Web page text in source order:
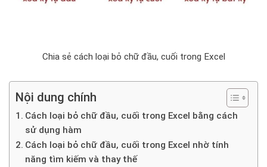
Chia sẻ cách loại bỏ chữ đầu, cuối trong Excel
Nội dung chính
Cách loại bỏ chữ đầu, cuối trong Excel bằng cách
sử dụng hàm
Cách loại bỏ chữ đầu, cuối trong Excel nhờ tính
năng tìm kiếm và thay thế